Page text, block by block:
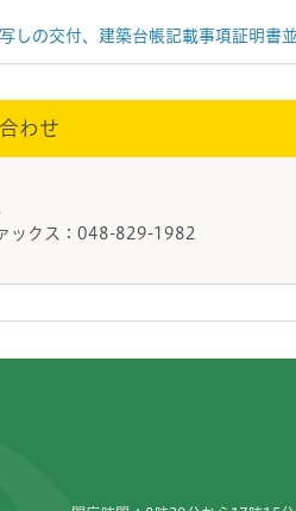
しの交付、建築台帳記載事項証明書
わせ
ックス：048-829-1982